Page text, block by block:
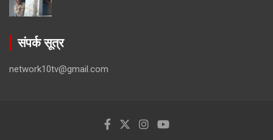
संपर्क सूत्र
network10tv@gmail.com